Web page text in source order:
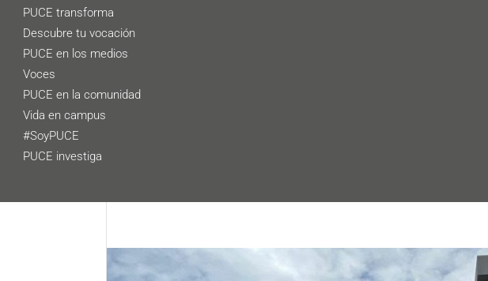
PUCE transforma
Descubre tu vocación
PUCE en los medios
Voces
PUCE en la comunidad
Vida en campus
#SoyPUCE
PUCE investiga